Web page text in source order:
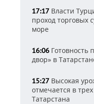
17:17 Власти
проход торговых
море
16:06
двор» в
15:27 Высокая
отмечается в
Татарстана